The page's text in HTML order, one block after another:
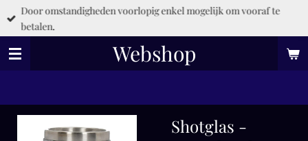
Ga
direct
de
Webshop
Door omstandigheden voorlopig enkel mogelijk om vooraf te
betalen.
Shotglas -